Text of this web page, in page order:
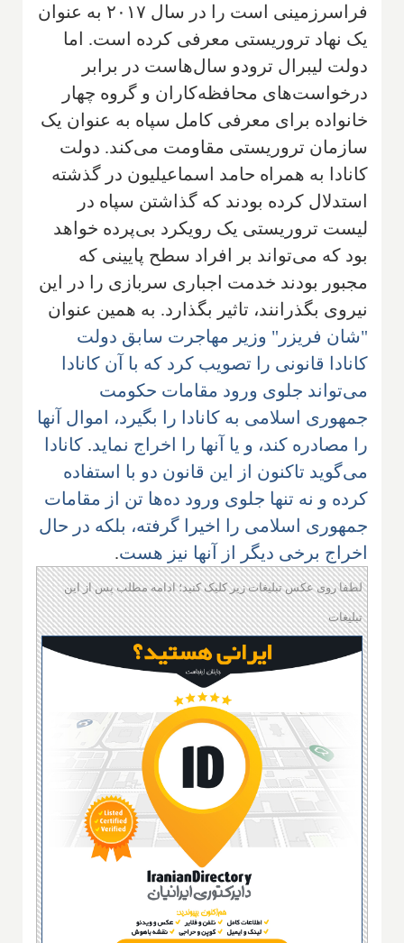
فراسرزمینی است را در سال ۲۰۱۷ به عنوان
یک نهاد تروریستی معرفی کرده است. اما
دولت لیبرال ترودو سال‌هاست در برابر
درخواست‌های محافظه‌کاران و گروه چهار
خانواده برای معرفی کامل سپاه به عنوان یک
سازمان تروریستی مقاومت می‌کند. دولت
کانادا به همراه حامد اسماعیلیون در گذشته
استدلال کرده بودند که گذاشتن سپاه در
لیست تروریستی یک رویکرد بی‌پرده خواهد
بود که می‌تواند بر افراد سطح پایینی که
مجبور بودند خدمت اجباری سربازی را در این
نیروی بگذرانند، تاثیر بگذارد. به همین عنوان
"شان فریزر" وزیر مهاجرت سابق دولت
کانادا قانونی را تصویب کرد که با آن کانادا
می‌تواند جلوی ورود مقامات حکومت
جمهوری اسلامی به کانادا را بگیرد، اموال آنها
را مصادره کند، و یا آنها را اخراج نماید. کانادا
می‌گوید تاکنون از این قانون دو با استفاده
کرده و نه تنها جلوی ورود ده‌ها تن از مقامات
جمهوری اسلامی را اخیرا گرفته، بلکه در حال
اخراج برخی دیگر از آنها نیز هست.
لطفا روی عکس تبلیغات زیر کلیک کنید؛ ادامه مطلب پس از این
تبلیغات